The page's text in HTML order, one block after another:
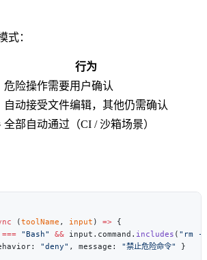
式：
行为
危险操作需要用户确认
自动接受文件编辑，其他仍需确认
全部自动通过（CI / 沙箱场景）
(toolName , input ) =>
=== "Bash" && input.command. includes ( "rm
"deny" , message: "禁止危险命令"